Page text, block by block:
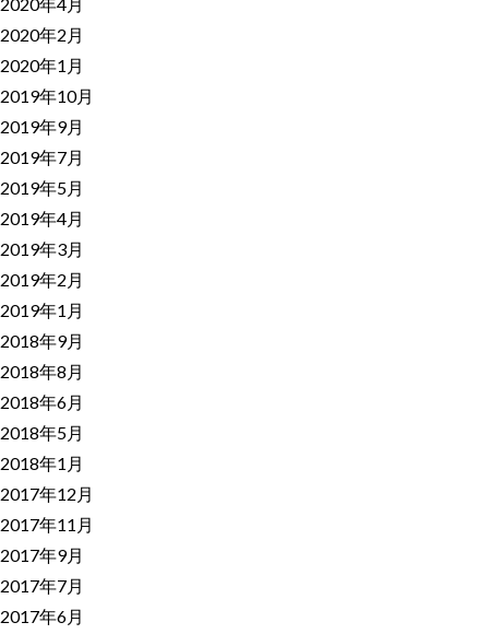
2020年2月
2020年1月
2019年10月
2019年9月
2019年7月
2019年5月
2019年4月
2019年3月
2019年2月
2019年1月
2018年9月
2018年8月
2018年6月
2018年5月
2018年1月
2017年12月
2017年11月
2017年9月
2017年7月
2017年6月